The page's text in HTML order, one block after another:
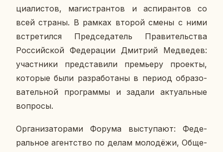
ци­а­ли­стов, ма­ги­стран­тов и ас­пи­ран­тов со
всей страны. В рамках второй смены с ними
встре­тил­ся Пред­се­да­тель Пра­ви­тель­ства
Рос­сий­ской Фе­де­ра­ции Дмит­рий Мед­ве­дев:
участ­ни­ки пред­ста­ви­ли пре­мье­ру про­ек­ты,
ко­то­рые были раз­ра­бо­та­ны в период об­ра­зо­
ва­тель­ной про­грам­мы и задали ак­ту­аль­ные
во­про­сы.
Ор­га­ни­за­то­ра­ми Форума вы­сту­па­ют: Фе­де­
раль­ное агент­ство по делам мо­ло­дё­жи, Об­ще­